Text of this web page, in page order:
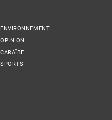
ENVIRONNEMENT
OPINION
CARAÏBE
SPORTS